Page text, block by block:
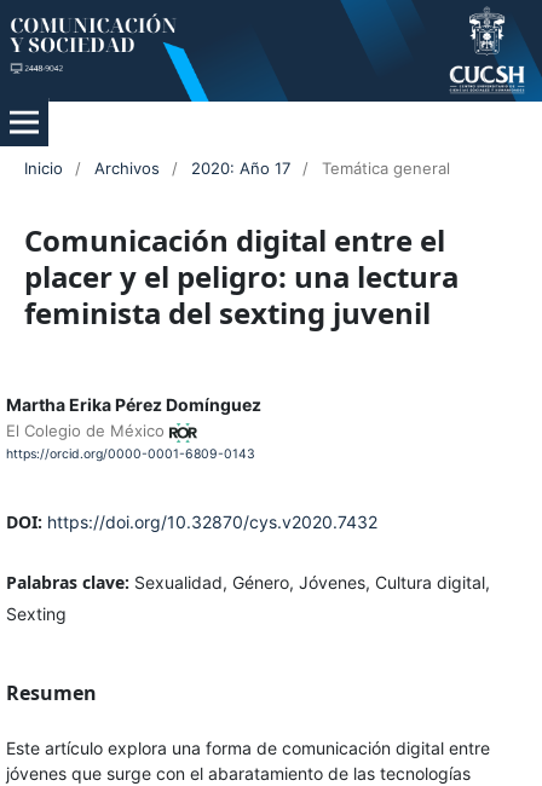
Inicio / Archivos / 2020: Año 17 / Temática general
Comunicación digital entre el
placer y el peligro: una lectura
feminista del sexting juvenil
Martha Erika Pérez Domínguez
El Colegio de México
https://orcid.org/0000-0001-6809-0143
DOI: https://doi.org/10.32870/cys.v2020.7432
Palabras clave: Sexualidad, Género, Jóvenes, Cultura digital,
Sexting
Resumen
Este artículo explora una forma de comunicación digital entre
jóvenes que surge con el abaratamiento de las tecnologías